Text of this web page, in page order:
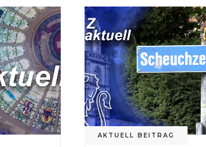
AKTUELL BEITRAG